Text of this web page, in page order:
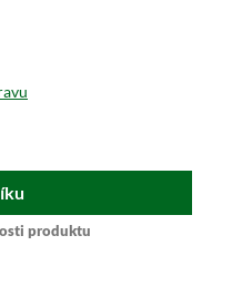
produktu